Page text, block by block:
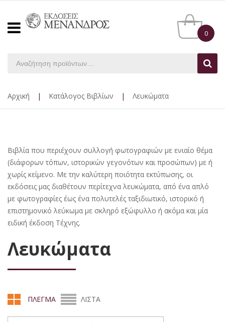
0
Αρχική | Κατάλογος Βιβλίων | Λευκώματα
Βιβλία που περιέχουν συλλογή φωτογραφιών με ενιαίο θέμα
(διάφορων τόπων, ιστορικών γεγονότων και προσώπων) με ή
χωρίς κείμενο. Με την καλύτερη ποιότητα εκτύπωσης, οι
εκδόσεις μας διαθέτουν περίτεχνα λευκώματα, από ένα απλό
με φωτογραφίες έως ένα πολυτελές ταξιδιωτικό, ιστορικό ή
επιστημονικό λεύκωμα με σκληρό εξώφυλλο ή ακόμα και μία
ειδική έκδοση Τέχνης.
Λευκώματα
ΠΛΕΓΜΑ ΛΙΣΤΑ